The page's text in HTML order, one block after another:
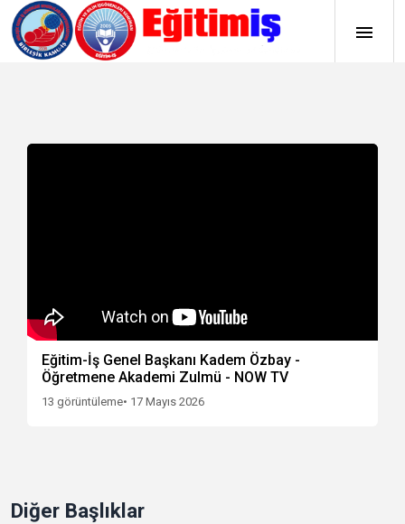
Diğer Başlıklar
Eğitim-İş Genel Başkanı Kadem Özbay -
Öğretmene Akademi Zulmü - NOW TV
13 görüntüleme• 17 Mayıs 2026